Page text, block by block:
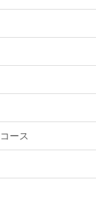
ース